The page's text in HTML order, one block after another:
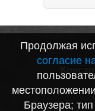
Продолжая
согласие
Браузера;